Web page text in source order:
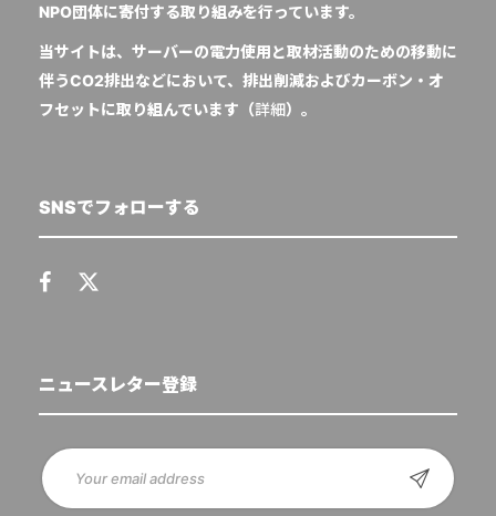
NPO団体に寄付する取り組みを行っています。
当サイトは、サーバーの電力使用と取材活動のための移動に
伴うCO2排出などにおいて、排出削減およびカーボン・オ
フセットに取り組んでいます（詳細）。
SNSでフォローする
ニュースレター登録